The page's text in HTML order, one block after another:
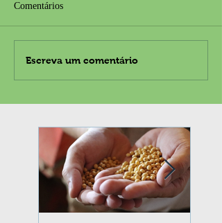
Comentários
Escreva um comentário